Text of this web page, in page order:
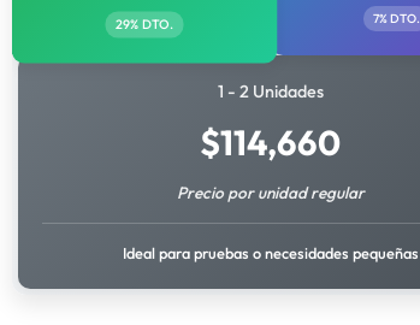
29% DTO. 7% DTO.
1 - 2 Unidades
$114,660
Precio por unidad regular
Ideal para pruebas o necesidades pequeñas